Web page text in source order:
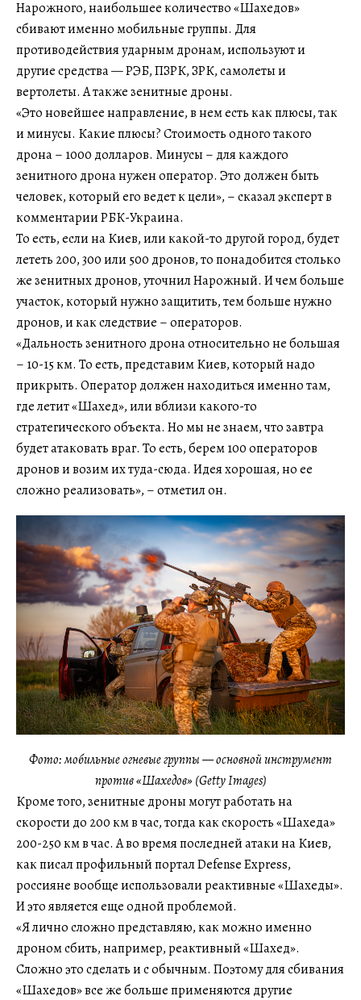
Нарожного, наибольшее количество «Шахедов»
сбивают именно мобильные группы. Для
противодействия ударным дронам, используют и
другие средства — РЭБ, ПЗРК, ЗРК, самолеты и
вертолеты. А также зенитные дроны.
«Это новейшее направление, в нем есть как плюсы, так
и минусы. Какие плюсы? Стоимость одного такого
дрона – 1000 долларов. Минусы – для каждого
зенитного дрона нужен оператор. Это должен быть
человек, который его ведет к цели», – сказал эксперт в
комментарии РБК-Украина.
То есть, если на Киев, или какой-то другой город, будет
лететь 200, 300 или 500 дронов, то понадобится столько
же зенитных дронов, уточнил Нарожный. И чем больше
участок, который нужно защитить, тем больше нужно
дронов, и как следствие – операторов.
«Дальность зенитного дрона относительно не большая
– 10-15 км. То есть, представим Киев, который надо
прикрыть. Оператор должен находиться именно там,
где летит «Шахед», или вблизи какого-то
стратегического объекта. Но мы не знаем, что завтра
будет атаковать враг. То есть, берем 100 операторов
дронов и возим их туда-сюда. Идея хорошая, но ее
сложно реализовать», – отметил он.
Фото: мобильные огневые группы — основной инструмент
против «Шахедов» (Getty Images)
Кроме того, зенитные дроны могут работать на
скорости до 200 км в час, тогда как скорость «Шахеда»
200-250 км в час. А во время последней атаки на Киев,
как писал профильный портал Defense Express,
россияне вообще использовали реактивные «Шахеды».
И это является еще одной проблемой.
«Я лично сложно представляю, как можно именно
дроном сбить, например, реактивный «Шахед».
Сложно это сделать и с обычным. Поэтому для сбивания
«Шахедов» все же больше применяются другие